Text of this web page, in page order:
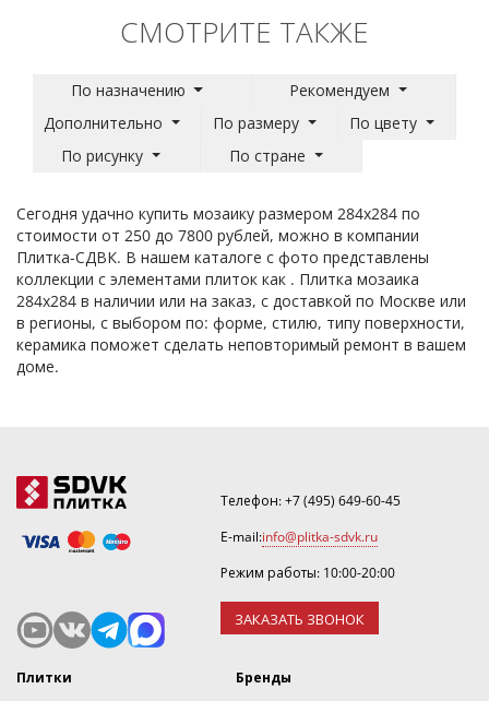
СМОТРИТЕ ТАКЖЕ
По назначению
Рекомендуем
Дополнительно
По размеру
По цвету
По рисунку
По стране
Сегодня удачно купить мозаику размером 284x284 по
стоимости от 250 до 7800 рублей, можно в компании
Плитка-СДВК. В нашем каталоге с фото представлены
коллекции с элементами плиток как . Плитка мозаика
284x284 в наличии или на заказ, с доставкой по Москве или
в регионы, с выбором по: форме, стилю, типу поверхности,
керамика поможет сделать неповторимый ремонт в вашем
доме.
Телефон:+7 (495) 649-60-45
E-mail:info@plitka-sdvk.ru
Режим работы: 10:00-20:00
ЗАКАЗАТЬ ЗВОНОК
Плитки
Бренды